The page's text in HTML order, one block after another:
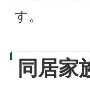
す。
同居家